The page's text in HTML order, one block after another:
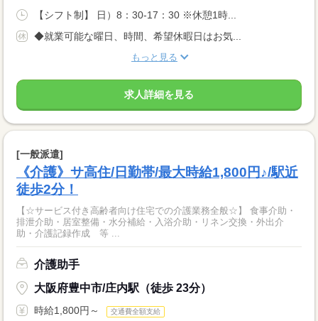
【シフト制】 日）8：30-17：30 ※休憩1時...
◆就業可能な曜日、時間、希望休暇日はお気...
もっと見る
求人詳細を見る
[一般派遣]
《介護》サ高住/日勤帯/最大時給1,800円♪/駅近
徒歩2分！
【☆サービス付き高齢者向け住宅での介護業務全般☆】 食事介助・
排泄介助・居室整備・水分補給・入浴介助・リネン交換・外出介
助・介護記録作成 等 ...
介護助手
大阪府豊中市/庄内駅（徒歩 23分）
時給1,800円～ 交通費全額支給